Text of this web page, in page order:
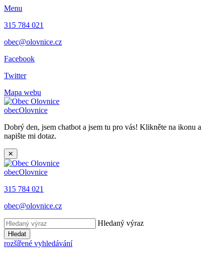
Menu
315 784 021
obec@olovnice.cz
Facebook
Twitter
Mapa webu
obecOlovnice
Dobrý den, jsem chatbot a jsem tu pro vás! Klikněte na ikonu a
napište mi dotaz.
✕
obecOlovnice
315 784 021
obec@olovnice.cz
Hledaný výraz
Hledat
rozšířené vyhledávání